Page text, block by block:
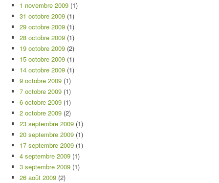
1 novembre 2009 (1)
31 octobre 2009 (1)
29 octobre 2009 (1)
28 octobre 2009 (1)
19 octobre 2009 (2)
15 octobre 2009 (1)
14 octobre 2009 (1)
9 octobre 2009 (1)
7 octobre 2009 (1)
6 octobre 2009 (1)
2 octobre 2009 (2)
23 septembre 2009 (1)
20 septembre 2009 (1)
17 septembre 2009 (1)
4 septembre 2009 (1)
3 septembre 2009 (1)
26 août 2009 (2)